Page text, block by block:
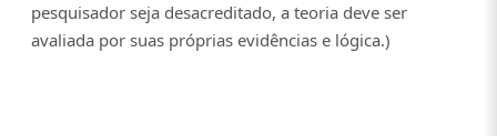
pesquisador seja desacreditado, a teoria deve ser
avaliada por suas próprias evidências e lógica.)